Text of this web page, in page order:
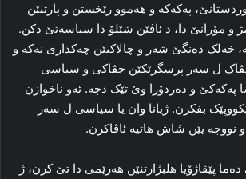
پەکەکە و هه‌موو رێخستن و پارتیێن
و مۆرانێ دا، د ئاڤێن شێلۆ دا سیاسه‌تێ دکن.
خه‌لک ده‌نگێ شه‌ر و چالاکیێن چه‌کداری نه‌که‌ و
جڤاک ل سه‌ر پرسگرێکێن جڤاکی و سیاسی
پەکەکێ و ده‌ردۆرا وێ تێک دچه‌. ئه‌و ناخوازن
بفکرن. ژیانا وان یا سیاسی ل سه‌ر
و نووچە یێن شاش هاتیه‌ ئاڤاکرن.
پێڤاژۆیا هلبژارتنێن هه‌رێمی دا تێ کرن، ژ